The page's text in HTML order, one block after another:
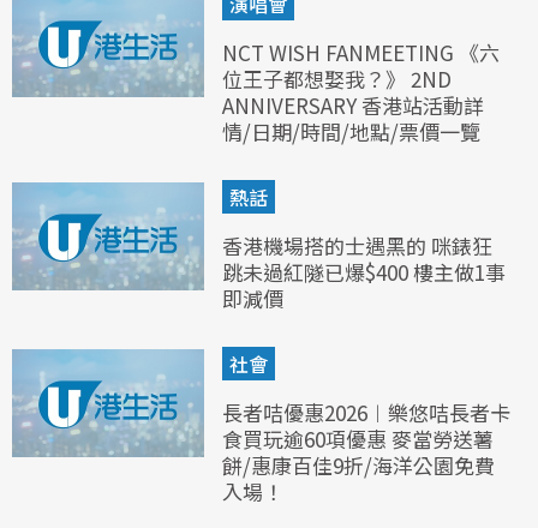
NCT WISH FANMEETING 《六
位王子都想娶我？》 2ND
ANNIVERSARY 香港站活動詳
情/日期/時間/地點/票價一覽
熱話
香港機場搭的士遇黑的 咪錶狂
跳未過紅隧已爆$400 樓主做1事
即減價
社會
長者咭優惠2026︱樂悠咭長者卡
食買玩逾60項優惠 麥當勞送薯
餅/惠康百佳9折/海洋公園免費
入場！